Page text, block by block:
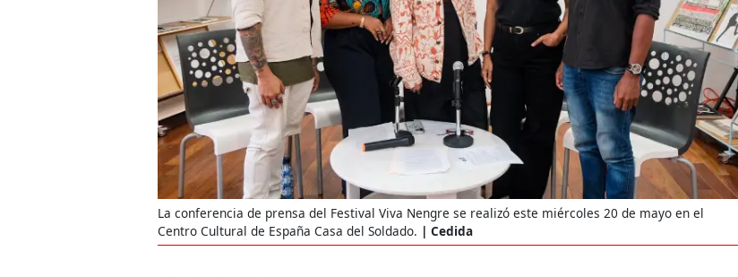
La conferencia de prensa del Festival Viva Nengre se realizó este miércoles 20 de mayo en el
Centro Cultural de España Casa del Soldado.
Cedida
Un fuerte terremoto de magnitud
7,1 se registró este martes 28 de
julio en la prefectura de Kumamoto,
al sur de Japón, provocando una
emergencia de gran...